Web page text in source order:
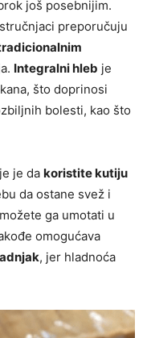
još posebnijim.
preporučuju
Integralni hleb je
što doprinosi
bolesti, kao što
je da koristite kutiju
da ostane svež i
ga umotati u
omogućava
, jer hladnoća